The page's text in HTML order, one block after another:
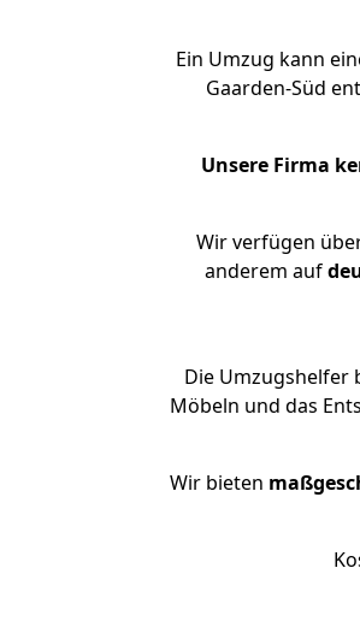
Ein Umzug kann
Gaarden-Süd
Unsere Firma
Wir verfügen
anderem auf
Die Umzugshelfer
Möbeln und das
Wir bieten